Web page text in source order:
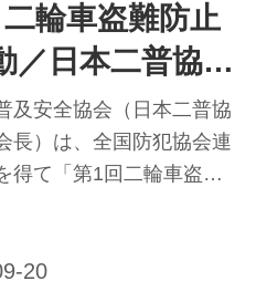
輪車盗難防止
／日本二普協
を離れる際に
抜く」
及安全協会（日本二普協
長）は、全国防犯協会連
得て「第1回二輪車盗難
（木）の1カ月間にわた
る。二輪車盗難被害が昨